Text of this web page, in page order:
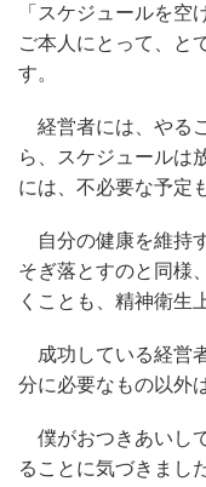
「スケジュールを空
ご本人にとって、と
す。
経営者には、やる
ら、スケジュールは
には、不必要な予定
自分の健康を維持
そぎ落とすのと同様
くことも、精神衛生
成功している経営
分に必要なもの以外
僕がおつきあいし
ることに気づきまし